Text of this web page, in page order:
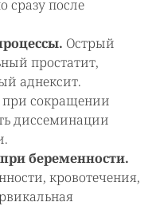
сразу после
Острый
простатит,
аднексит.
сокращении
диссеминации
беременности.
кровотечения,